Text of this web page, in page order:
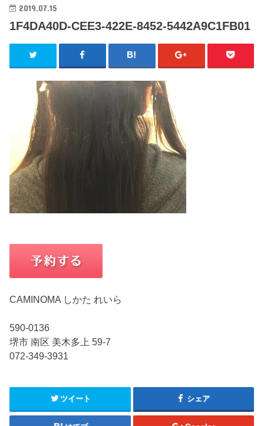
2019.07.15
1F4DA40D-CEE3-422E-8452-5442A9C1FB01
CAMINOMA しかた れいら
590-0136
堺市 南区 美木多上 59-7
072-349-3931
ツイート シェア